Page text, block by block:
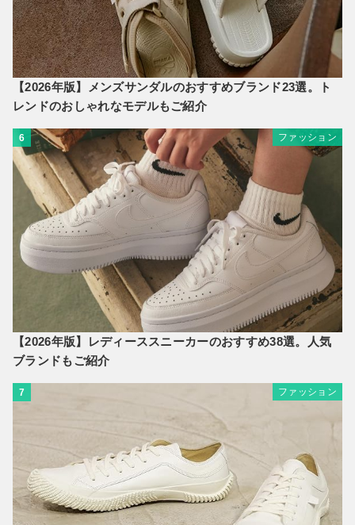
【2026年版】メンズサンダルのおすすめブランド23選。ト
レンドのおしゃれなモデルもご紹介
6 ファッション
【2026年版】レディーススニーカーのおすすめ38選。人気
ブランドもご紹介
7 ファッション